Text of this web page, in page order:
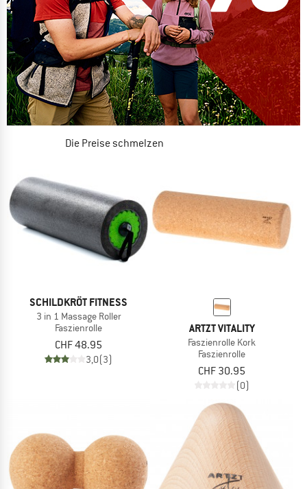
Die Preise schmelzen
ZUM SOMMER SALE
SCHILDKRÖT FITNESS
3 in 1 Massage Roller
Faszienrolle
CHF 48.95
3,0(3)
ARTZT VITALITY
Faszienrolle Kork
Faszienrolle
CHF 30.95
(0)